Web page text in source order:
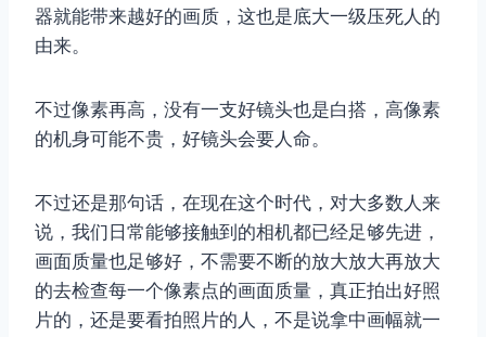
器就能带来越好的画质，这也是底大一级压死人的
由来。
不过像素再高，没有一支好镜头也是白搭，高像素
的机身可能不贵，好镜头会要人命。
不过还是那句话，在现在这个时代，对大多数人来
说，我们日常能够接触到的相机都已经足够先进，
画面质量也足够好，不需要不断的放大放大再放大
的去检查每一个像素点的画面质量，真正拍出好照
片的，还是要看拍照片的人，不是说拿中画幅就一